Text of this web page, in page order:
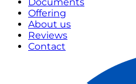
Offering
About us
Reviews
Contact